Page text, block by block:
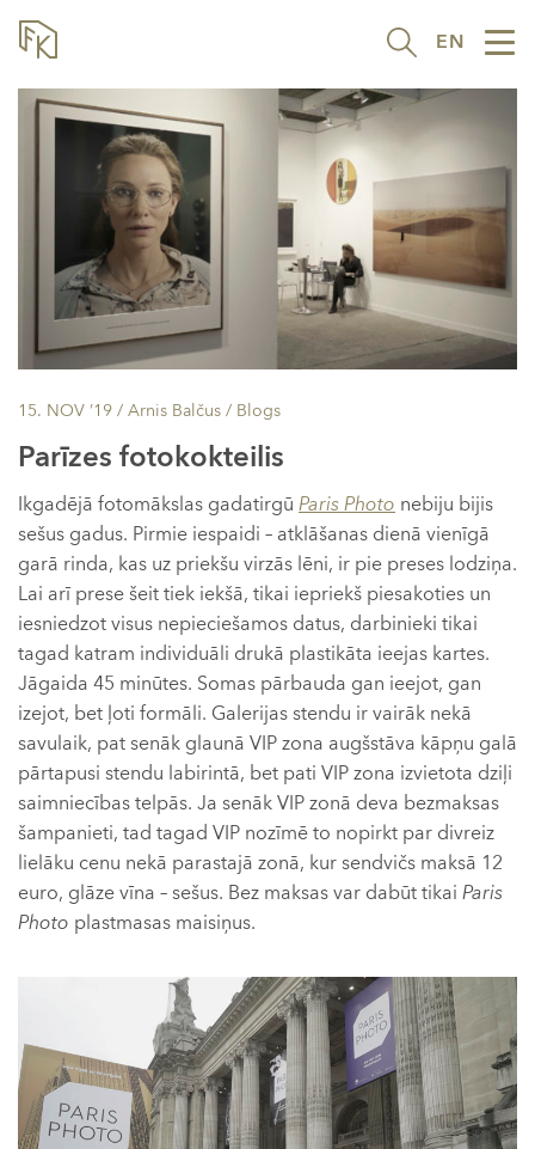
EN
15. NOV ’19 / Arnis Balčus / Blogs
Parīzes fotokokteilis
Ikgadējā fotomākslas gadatirgū Paris Photo nebiju bijis
sešus gadus. Pirmie iespaidi – atklāšanas dienā vienīgā
garā rinda, kas uz priekšu virzās lēni, ir pie preses lodziņa.
Lai arī prese šeit tiek iekšā, tikai iepriekš piesakoties un
iesniedzot visus nepieciešamos datus, darbinieki tikai
tagad katram individuāli drukā plastikāta ieejas kartes.
Jāgaida 45 minūtes. Somas pārbauda gan ieejot, gan
izejot, bet ļoti formāli. Galerijas stendu ir vairāk nekā
savulaik, pat senāk glaunā VIP zona augšstāva kāpņu galā
pārtapusi stendu labirintā, bet pati VIP zona izvietota dziļi
saimniecības telpās. Ja senāk VIP zonā deva bezmaksas
šampanieti, tad tagad VIP nozīmē to nopirkt par divreiz
lielāku cenu nekā parastajā zonā, kur sendvičs maksā 12
euro, glāze vīna – sešus. Bez maksas var dabūt tikai Paris
Photo plastmasas maisiņus.